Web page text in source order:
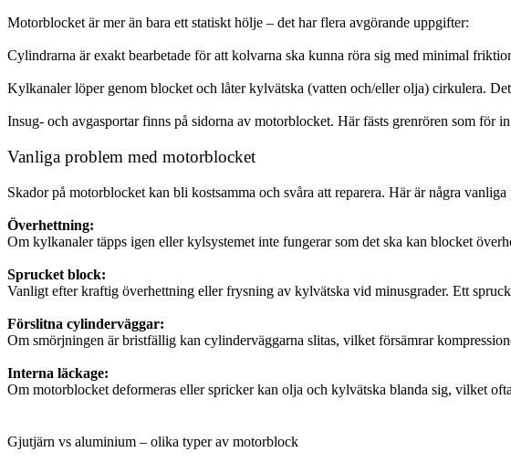
Motorblocket är mer än bara ett statiskt hölje – det har flera avgörande uppgifter:
Cylindrarna är exakt bearbetade för att kolvarna ska kunna röra sig med minimal
Kylkanaler löper genom blocket och låter kylvätska (vatten och/eller olja) cirkulera.
Insug- och avgasportar finns på sidorna av motorblocket. Här fästs grenrören som för
Vanliga problem med motorblocket
Skador på motorblocket kan bli kostsamma och svåra att reparera. Här är några vanliga
Överhettning:
Om kylkanaler täpps igen eller kylsystemet inte fungerar som det ska kan blocket
Sprucket block:
Vanligt efter kraftig överhettning eller frysning av kylvätska vid minusgrader. Ett
Förslitna cylinderväggar:
Om smörjningen är bristfällig kan cylinderväggarna slitas, vilket försämrar
Interna läckage:
Om motorblocket deformeras eller spricker kan olja och kylvätska blanda sig, vilket
Gjutjärn vs aluminium – olika typer av motorblock